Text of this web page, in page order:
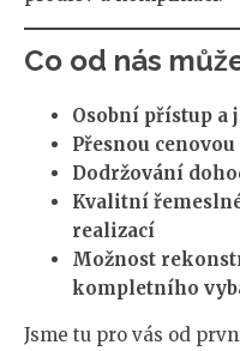
Co od nás
Osobní přístup a
Přesnou
Dodržování
Kvalitní
realizací
Možnost
kompletního
Jsme tu pro vás od